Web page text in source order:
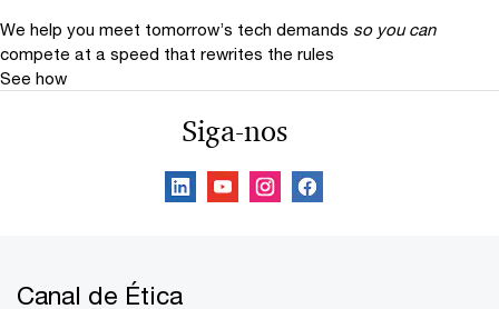
We help you meet tomorrow’s tech demands so you can
compete at a speed that rewrites the rules
See how
Siga-nos
Canal de Ética